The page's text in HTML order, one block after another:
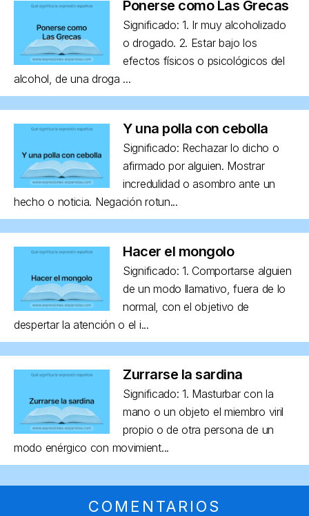
Ponerse como Las Grecas
Significado: 1. Ir muy alcoholizado
o drogado. 2. Estar bajo los
efectos físicos o psicológicos del
alcohol, de una droga ...
Y una polla con cebolla
Significado: Rechazar lo dicho o
afirmado por alguien. Mostrar
incredulidad o asombro ante un
hecho o noticia. Negación rotun...
Hacer el mongolo
Significado: 1. Comportarse alguien
de un modo llamativo, fuera de lo
normal, con el objetivo de
despertar la atención o el i...
Zurrarse la sardina
Significado: 1. Masturbar con la
mano o un objeto el miembro viril
propio o de otra persona de un
modo enérgico con movimient...
COMENTARIOS